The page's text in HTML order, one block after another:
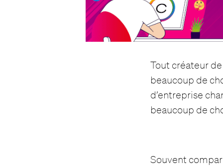
Tout créateur
beaucoup de
d’entreprise
beaucoup de
Souvent